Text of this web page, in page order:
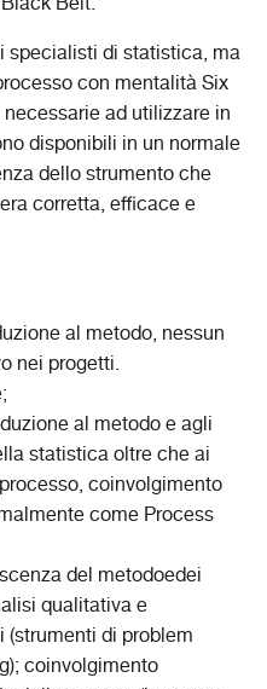
specialisti di statistica, ma
con mentalità Six
ad utilizzare in
disponibili in un normale
dello strumento che
corretta, efficace e
al metodo, nessun
nei progetti.
al metodo e agli
statistica oltre che ai
coinvolgimento
come Process
del metodoedei
qualitativa e
di problem
coinvolgimento